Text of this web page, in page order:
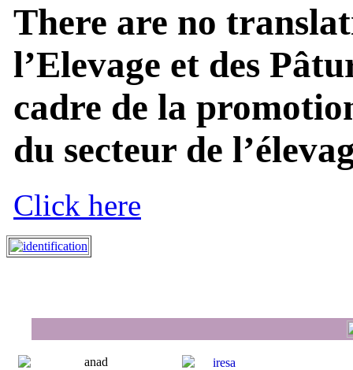
There are no
l’Elevage et des
cadre de la
du secteur de
Click here